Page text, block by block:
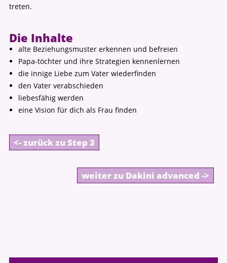
treten.
Die Inhalte
alte Beziehungsmuster erkennen und befreien
Papa-töchter und ihre Strategien kennenlernen
die innige Liebe zum Vater wiederfinden
den Vater verabschieden
liebesfähig werden
eine Vision für dich als Frau finden
<- zurück zu Step 3
weiter zu Dakini advanced ->